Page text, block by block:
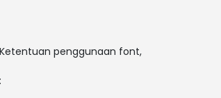
penggunaan font,